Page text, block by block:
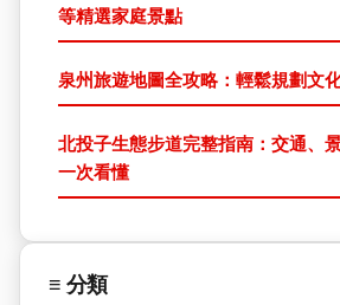
等精選家庭景點
泉州旅遊地圖全攻略：輕鬆規劃文
北投子生態步道完整指南：交通、
一次看懂
≡ 分類